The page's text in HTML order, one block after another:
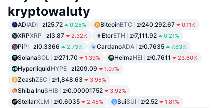
kryptowaluty
ADIADI zł25.72 0.25% BitcoinBTC zł240,292.67 0.11%
XRPXRP zł3.87 2.32% EterETH zł7,111.92 0.21%
PiPI zł0.3366 2.73% CardanoADA zł0.7635 7.63%
SolanaSOL zł271.70 1.39% HeimaHEI zł0.7611 23.60%
HyperliquidHYPE zł209.09 1.07%
ZcashZEC zł1,848.63 3.95%
Shiba InuSHIB zł0.00001752 3.92%
StellarXLM zł0.6035 2.45% SuiSUI zł2.52 1.81%